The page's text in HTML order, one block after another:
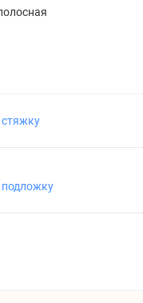
стяжку
подложку